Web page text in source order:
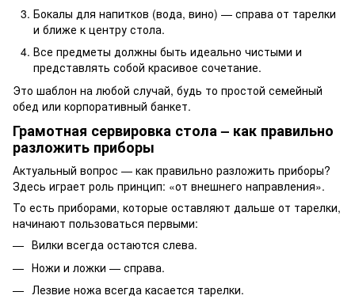
Бокалы для напитков (вода, вино) — справа от тарелки
и ближе к центру стола.
Все предметы должны быть идеально чистыми и
представлять собой красивое сочетание.
Это шаблон на любой случай, будь то простой семейный
обед или корпоративный банкет.
Грамотная сервировка стола – как правильно
разложить приборы
Актуальный вопрос — как правильно разложить приборы?
Здесь играет роль принцип: «от внешнего направления».
То есть приборами, которые оставляют дальше от тарелки,
начинают пользоваться первыми:
Вилки всегда остаются слева.
Ножи и ложки — справа.
Лезвие ножа всегда касается тарелки.